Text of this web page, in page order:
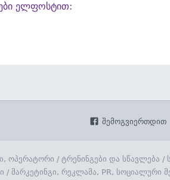
ელფოსტით:
შემოგვიერთდით
ოპერატორი / ტრენინგები და სწავლება /
/ მარკეტინგი, რეკლამა, PR, სოციალური